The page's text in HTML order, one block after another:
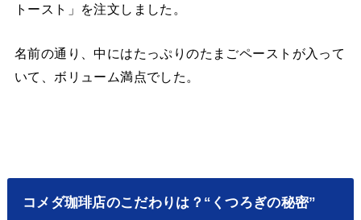
トースト」を注文しました。
名前の通り、中にはたっぷりのたまごペーストが入って
いて、ボリューム満点でした。
コメダ珈琲店のこだわりは？“くつろぎの秘密”